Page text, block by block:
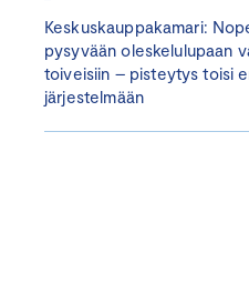
Keskuskauppakamari:
pysyvään oleskelulupaan
toiveisiin – pisteytys toisi
järjestelmään